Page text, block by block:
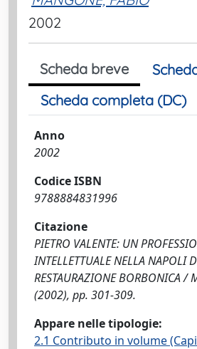
2002
Scheda breve
Scheda completa (DC)
Anno
2002
Codice ISBN
9788884831996
Citazione
PIETRO VALENTE: UN
INTELLETTUALE NELLA NAPOLI
RESTAURAZIONE BORBONICA /
(2002), pp. 301-309.
Appare nelle tipologie:
2.1 Contributo in volume